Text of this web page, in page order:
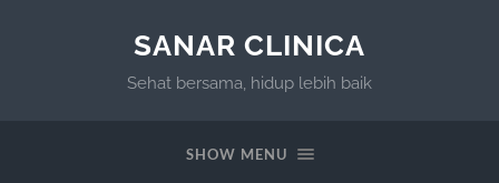
SANAR CLINICA
Sehat bersama, hidup lebih baik
SHOW MENU